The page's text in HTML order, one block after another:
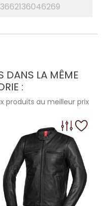
3662136046269
DANS LA MÊME
:
produits au meilleur prix